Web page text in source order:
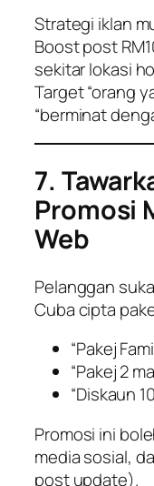
Strategi iklan
Boost post
sekitar lokasi
Target “orang
“berminat
7.
Promosi
Web
Pelanggan
Cuba cipta
“Pakej
“Pakej 2
“Diskaun
Promosi ini
media sosial,
post update).